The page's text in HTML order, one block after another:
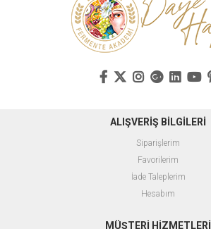
ALIŞVERİŞ BİLGİLERİ
Siparişlerim
Favorilerim
İade Taleplerim
Hesabım
MÜŞTERİ HİZMETLERİ